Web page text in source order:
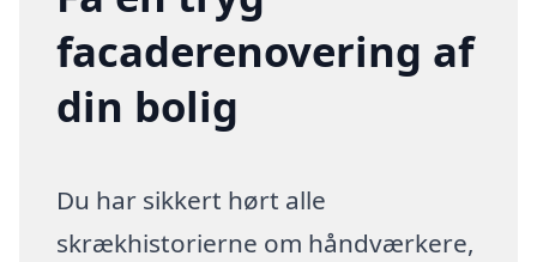
facaderenovering af
din bolig
Du har sikkert hørt alle
skrækhistorierne om håndværkere,